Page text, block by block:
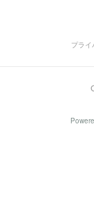
プライ